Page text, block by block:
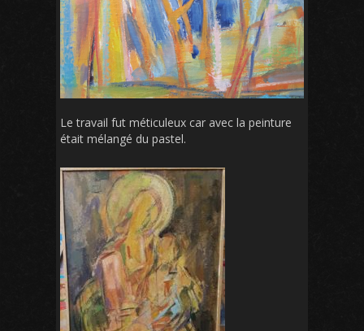
Le travail fut méticuleux car avec la peinture
était mélangé du pastel.